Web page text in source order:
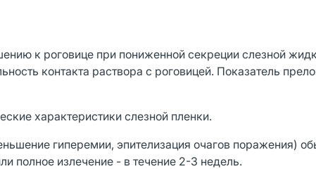
к роговице при пониженной секреции слезной
контакта раствора с роговицей. Показатель
характеристики слезной пленки.
гиперемии, эпителизация очагов поражения)
полное излечение - в течение 2-3 недель.